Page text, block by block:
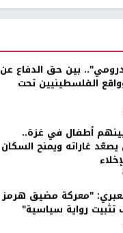
بين حق الدفاع عن
الفلسطينيين تحت
أطفال في غزة..
يصعّد غاراته ويمنح السكان
"معركة مضيق هرمز
رواية سياسية"